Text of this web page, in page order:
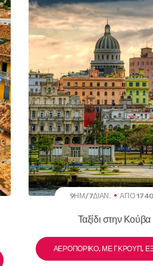
9ΗΜ/7ΔΙΑΝ. ΑΠΌ
Ταξίδι στην Κούβα
ΑΕΡΟΠΟΡΙΚΌ, ΜΕ ΓΚΡΟΥΠ,